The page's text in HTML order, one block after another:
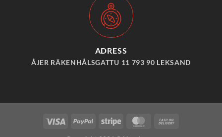
ADRESS
ÅJER RÄKENHÅLSGATTU 11 793 90 LEKSAND
Visa PayPal Stripe MasterCard